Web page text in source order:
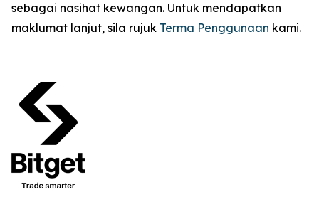
sebagai nasihat kewangan. Untuk mendapatkan
maklumat lanjut, sila rujuk Terma Penggunaan kami.